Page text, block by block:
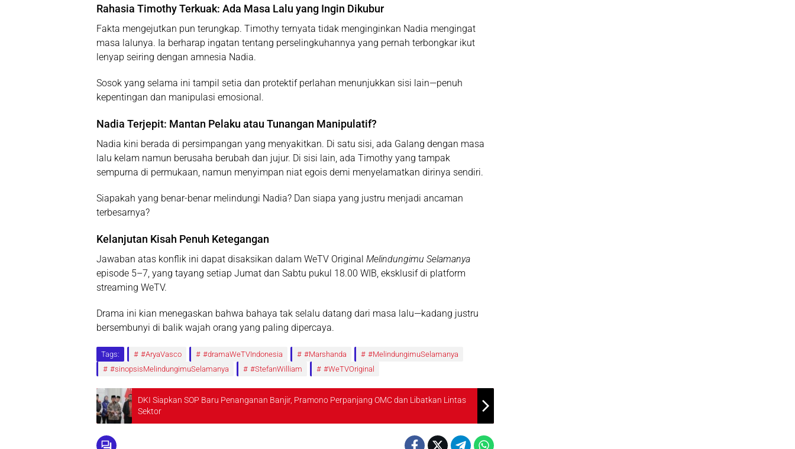
Rahasia Timothy Terkuak: Ada Masa Lalu yang Ingin Dikubur
Fakta mengejutkan pun terungkap. Timothy ternyata tidak menginginkan Nadia mengingat
masa lalunya. Ia berharap ingatan tentang perselingkuhannya yang pernah terbongkar ikut
lenyap seiring dengan amnesia Nadia.
Sosok yang selama ini tampil setia dan protektif perlahan menunjukkan sisi lain—penuh
kepentingan dan manipulasi emosional.
Nadia Terjepit: Mantan Pelaku atau Tunangan Manipulatif?
Nadia kini berada di persimpangan yang menyakitkan. Di satu sisi, ada Galang dengan masa
lalu kelam namun berusaha berubah dan jujur. Di sisi lain, ada Timothy yang tampak
sempurna di permukaan, namun menyimpan niat egois demi menyelamatkan dirinya sendiri.
Siapakah yang benar-benar melindungi Nadia? Dan siapa yang justru menjadi ancaman
terbesarnya?
Kelanjutan Kisah Penuh Ketegangan
Jawaban atas konflik ini dapat disaksikan dalam WeTV Original Melindungimu Selamanya
episode 5–7, yang tayang setiap Jumat dan Sabtu pukul 18.00 WIB, eksklusif di platform
streaming WeTV.
Drama ini kian menegaskan bahwa bahaya tak selalu datang dari masa lalu—kadang justru
bersembunyi di balik wajah orang yang paling dipercaya.
Tags: #AryaVasco #dramaWeTVIndonesia #Marshanda
#MelindungimuSelamanya
#sinopsisMelindungimuSelamanya
#StefanWilliam #WeTVOriginal
DKI Siapkan SOP Baru Penanganan Banjir, Pramono Perpanjang OMC dan Libatkan Lintas
Sektor